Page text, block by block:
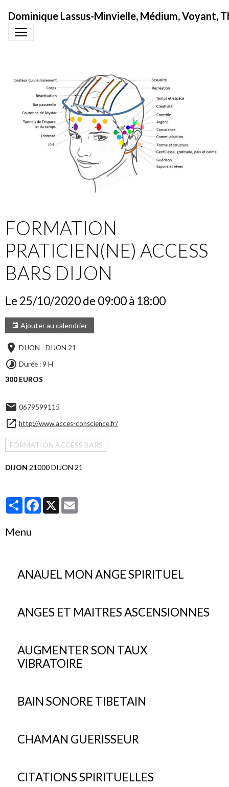
Dominique Lassus-Minvielle, Médium, Voyant,
FORMATION
PRATICIEN(NE) ACCESS
BARS DIJON
Le 25/10/2020de 09:00à 18:00
Ajouter au calendrier
DIJON - DIJON 21
Durée : 9 H
300 EUROS
0679599115
http://www.acces-conscience.fr/
FORMATION ACCESS BARS
DIJON 21000 DIJON 21
PartagerFacebook
X
Menu
ANAUEL MON ANGE SPIRITUEL
ANGES ET MAITRES ASCENSIONNES
AUGMENTER SON TAUX
VIBRATOIRE
BAIN SONORE TIBETAIN
CHAMAN GUERISSEUR
CITATIONS SPIRITUELLES